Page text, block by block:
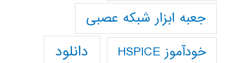
جعبه ابزار شبکه عصبی
خودآموز HSPICE دانلود